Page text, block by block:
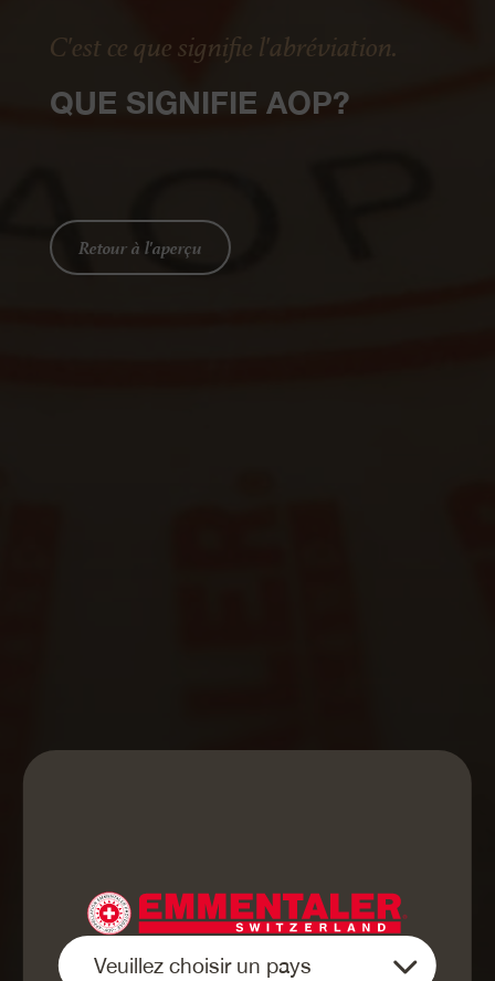
C'est ce que signifie l'abréviation.
QUE SIGNIFIE AOP?
Retour à l'aperçu